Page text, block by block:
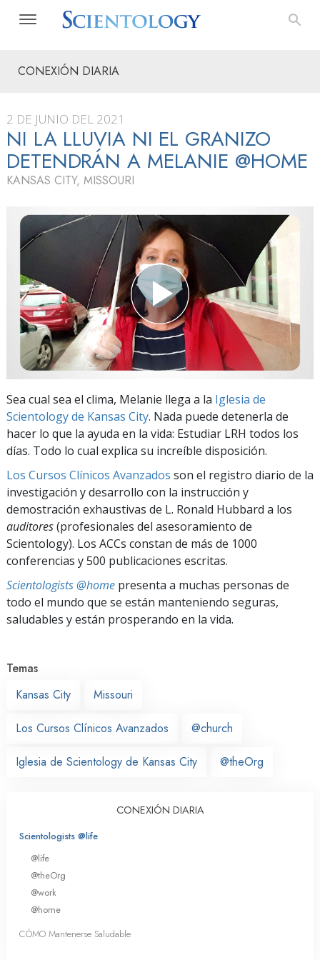
CONEXIÓN DIARIA
2 DE JUNIO DEL 2021
NI LA LLUVIA NI EL GRANIZO
DETENDRÁN A MELANIE @HOME
KANSAS CITY, MISSOURI
Sea cual sea el clima, Melanie llega a la Iglesia de
Scientology de Kansas City. Nada puede detenerla de
hacer lo que la ayuda en la vida: Estudiar LRH todos los
días. Todo lo cual explica su increíble disposición.
Los Cursos Clínicos Avanzados son el registro diario de la
investigación y desarrollo con la instrucción y
demostración exhaustivas de L. Ronald Hubbard a los
auditores(profesionales del asesoramiento de
Scientology). Los ACCs constan de más de 1000
conferencias y 500 publicaciones escritas.
Scientologists @home presenta a muchas personas de
todo el mundo que se están manteniendo seguras,
saludables y están prosperando en la vida.
Temas
Kansas City
Missouri
Los Cursos Clínicos Avanzados @church
Iglesia de Scientology de Kansas City @theOrg
CONEXIÓN DIARIA
Scientologists @life
@life
@theOrg
@work
@home
CÓMO Mantenerse Saludable